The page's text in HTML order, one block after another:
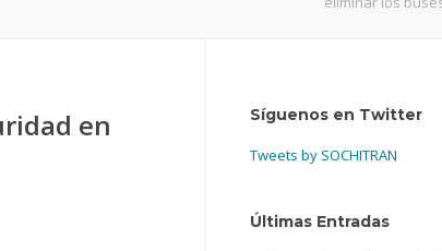
en
Síguenos en Twitter
Tweets by SOCHITRAN
Últimas Entradas